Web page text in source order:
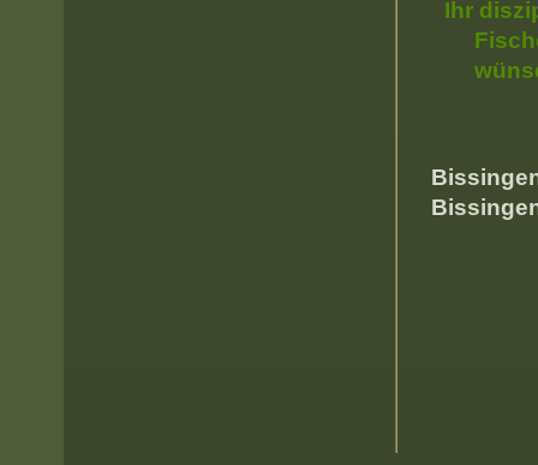
Ihr